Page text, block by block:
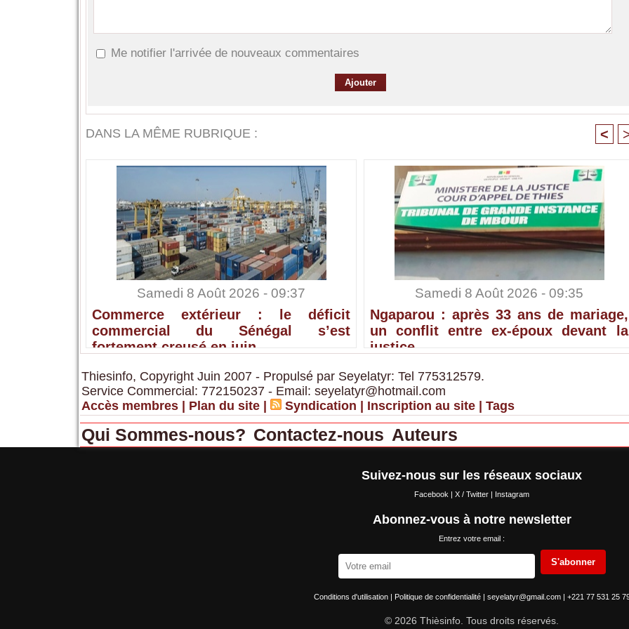
Me notifier l'arrivée de nouveaux commentaires
DANS LA MÊME RUBRIQUE : <
Samedi 8 Août 2026 - 09:37
Commerce extérieur : le déficit
commercial du Sénégal s’est
fortement creusé en juin
Samedi 8 Août 2026 - 09:35
Ngaparou : après 33 ans de mariage,
un conflit entre ex-époux devant la
justice
Thiesinfo, Copyright Juin 2007 - Propulsé par Seyelatyr: Tel 775312579.
Service Commercial: 772150237 - Email: seyelatyr@hotmail.com
Accès membres | Plan du site | Syndication | Inscription au site | Tags
Qui Sommes-nous? Contactez-nous Auteurs
Suivez-nous sur les réseaux sociaux
Facebook | X / Twitter | Instagram
Abonnez-vous à notre newsletter
Entrez votre email :
S'abonner
Conditions d'utilisation | Politique de confidentialité | seyelatyr@gmail.com | +221 77 531 25
© 2026 Thièsinfo. Tous droits réservés.